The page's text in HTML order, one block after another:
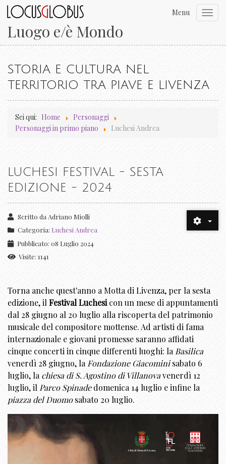
Luogo e/è Mondo
Menu
STORIA E CULTURA NEL
TERRITORIO TRA PIAVE E LIVENZA
Sei qui: Home
Personaggi
Personaggi in primo piano
Luchesi Andrea
LUCHESI FESTIVAL - SESTA
EDIZIONE - 2024
Scritto da Adriano Miolli
Categoria: Luchesi Andrea
Pubblicato: 08 Luglio 2024
Visite: 1141
Torna anche quest'anno a Motta di Livenza, per la sesta
edizione, il Festival Luchesi con un mese di appuntamenti
dal 28 giugno al 20 luglio alla riscoperta del patrimonio
musicale del compositore mottense. Ad artisti di fama
internazionale e giovani promesse saranno affidati
cinque concerti in cinque differenti luoghi: la Basilica
venerdì 28 giugno, la Fondazione Giacominisabato 6
luglio, la chiesa di S. Agostino di Villanovavenerdì 12
luglio, il Parco Spinadedomenica 14 luglio e infine la
piazza del Duomosabato 20 luglio.